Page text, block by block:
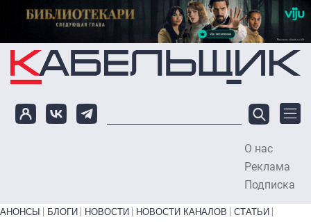
Перейти к основному содержанию
О нас
Реклама
Подписка
Primary links bottom
АНОНСЫ БЛОГИ НОВОСТИ НОВОСТИ КАНАЛОВ
СТАТЬИ